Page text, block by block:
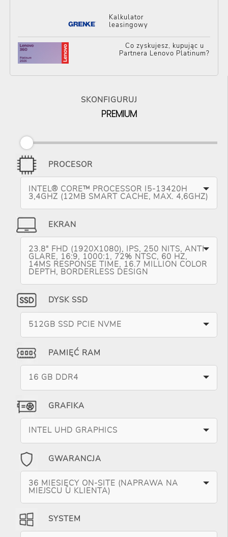
Kalkulator
leasingowy
Co zyskujesz, kupując u
Partnera Lenovo Platinum?
SKONFIGURUJ
PREMIUM
PROCESOR
INTEL® CORE™ PROCESSOR I5-13420H
3,4GHZ (12MB SMART CACHE, MAX. 4,6GHZ)
EKRAN
23.8" FHD (1920X1080), IPS, 250 NITS, ANTI-
GLARE, 16:9, 1000:1, 72% NTSC, 60 HZ,
14MS RESPONSE TIME, 16.7 MILLION COLOR
DEPTH, BORDERLESS DESIGN
DYSK SSD
512GB SSD PCIE NVME
PAMIĘĆ RAM
16 GB DDR4
GRAFIKA
INTEL UHD GRAPHICS
GWARANCJA
36 MIESIĘCY ON-SITE (NAPRAWA NA
MIEJSCU U KLIENTA)
SYSTEM